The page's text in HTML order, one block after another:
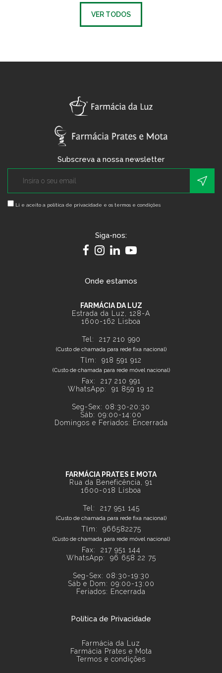
VER TODOS
Subscreva a nossa newsletter
Li e aceito a política de privacidade e os termos e condições
Siga-nos:
Onde estamos
FARMÁCIA DA LUZ
Estrada da Luz, 128-A
1600-162 Lisboa
Tel: 217 210 990
(Custo de chamada para rede fixa nacional)
Tlm: 918 591 912
(Custo de chamada para rede móvel nacional)
Fax: 217 210 991
WhatsApp: 91 859 19 12
Seg-Sex: 08:30-20:30
Sáb: 09:00-14:00
Domingos e Feriados: Encerrada
FARMÁCIA PRATES E MOTA
Rua da Beneficência, 91
1600-018 Lisboa
Tel: 217 951 145
(Custo de chamada para rede fixa nacional)
Tlm: 966582275
(Custo de chamada para rede móvel nacional)
Fax: 217 951 144
WhatsApp: 96 658 22 75
Seg-Sex: 08:30-19:30
Sáb e Dom: 09:00-13:00
Feriados: Encerrada
Política de Privacidade
Farmácia da Luz
Farmácia Prates e Mota
Termos e condições